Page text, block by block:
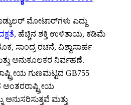
ಮೋಟಾರ್‌ಗಳು ಎದ್ದು
, ಹೆಚ್ಚಿನ ಶಕ್ತಿ ಉಳಿತಾಯ, ಕಡಿಮೆ
ಸಾಂದ್ರ ರಚನೆ, ವಿಶ್ವಾಸಾರ್ಹ
ಅನುಕೂಲಕರ ನಿರ್ವಹಣೆ.
ಗುಣಮಟ್ಟದ GB755
ಮತ್ತು